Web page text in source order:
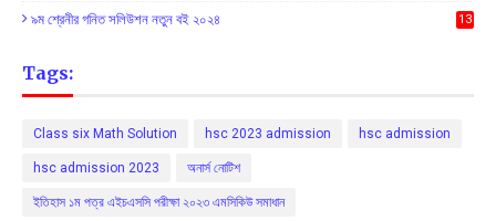
৯ম শ্রেনীর গনিত সলিউশন নতুন বই ২০২৪ 13
Tags:
Class six Math Solution hsc 2023 admission hsc admission
hsc admission 2023 অনার্স নোটিশ
ইতিহাস ১ম পত্র এইচএসসি পরীক্ষা ২০২৩ এমসিকিউ সমাধান